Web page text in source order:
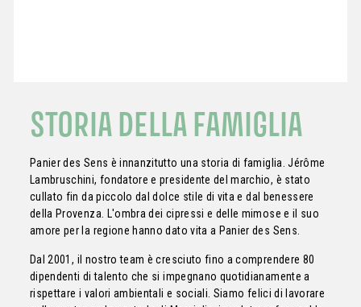
STORIA DELLA FAMIGLIA
Panier des Sens è innanzitutto una storia di famiglia. Jérôme
Lambruschini, fondatore e presidente del marchio, è stato
cullato fin da piccolo dal dolce stile di vita e dal benessere
della Provenza. L'ombra dei cipressi e delle mimose e il suo
amore per la regione hanno dato vita a Panier des Sens.
Dal 2001, il nostro team è cresciuto fino a comprendere 80
dipendenti di talento che si impegnano quotidianamente a
rispettare i valori ambientali e sociali. Siamo felici di lavorare